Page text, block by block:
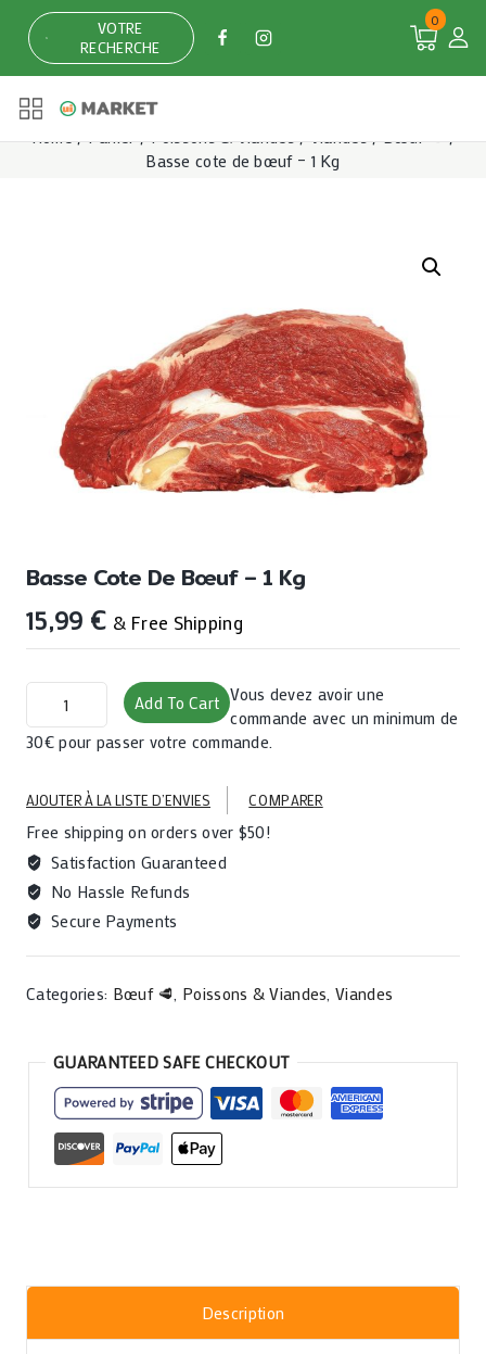
content
VOTRE
RECHERCHE
0
Home / Panier / Poissons & Viandes / Viandes / Bœuf 🥩 /
Basse cote de bœuf – 1 Kg
Basse Cote De Bœuf – 1 Kg
15,99 € & Free Shipping
de
1
Kg
quantity
Add To Cart Vous devez avoir une
commande avec un minimum de
30€ pour passer votre commande.
AJOUTER À LA LISTE D’ENVIES COMPARER
Free shipping on orders over $50!
Satisfaction Guaranteed
No Hassle Refunds
Secure Payments
Categories: Bœuf 🥩, Poissons & Viandes,Viandes
GUARANTEED SAFE CHECKOUT
Description